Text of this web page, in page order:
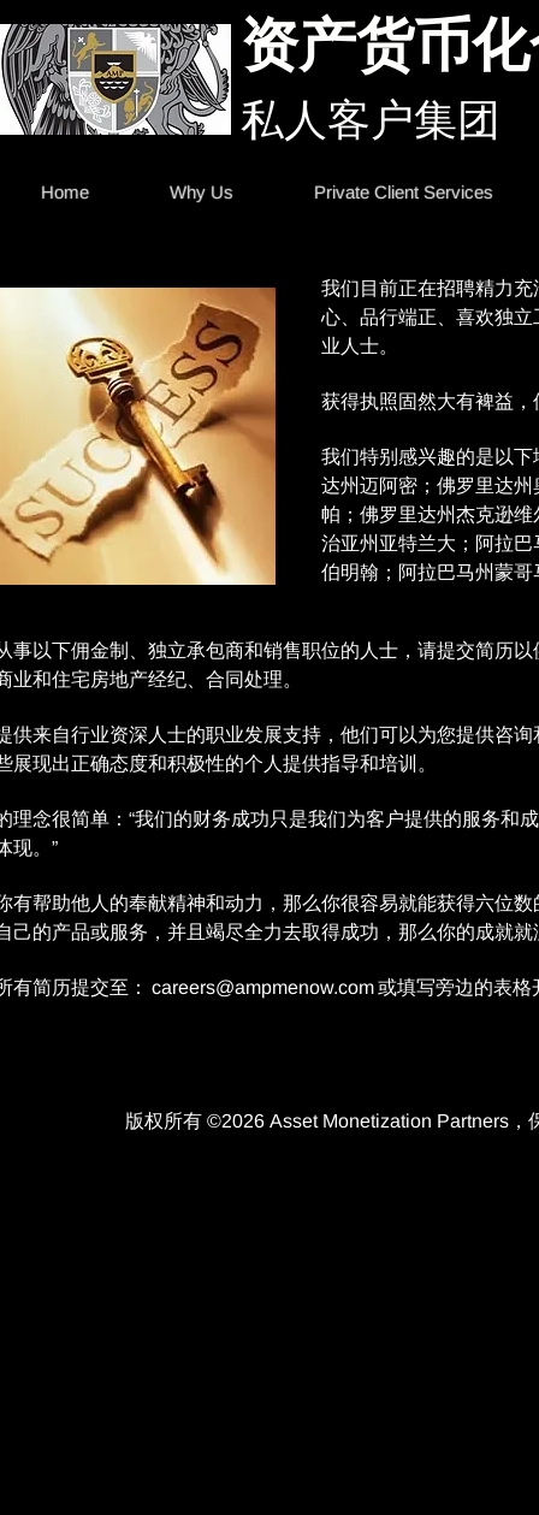
资产货币
私人客户集团
Home Why Us Private Client Services
我们目前正在招聘精力
心、品行端正、喜欢独
业人士。
获得执照固然大有裨益
我们特别感兴趣的是以
达州迈阿密；佛罗里达
帕；佛罗里达州杰克逊
治亚州亚特兰大；阿拉
伯明翰；阿拉巴马州蒙哥
事以下佣金制、独立承包商和销售职位的人士，请提交简历
业和住宅房地产经纪、合同处理。
供来自行业资深人士的职业发展支持，他们可以为您提供咨
展现出正确态度和积极性的个人提供指导和培训。
理念很简单：“我们的财务成功只是我们为客户提供的服务和
现。”
有帮助他人的奉献精神和动力，那么你很容易就能获得六位
己的产品或服务，并且竭尽全力去取得成功，那么你的成就就
有简历提交至： careers@ampmenow.com或填写旁边的表格
版权所有 ©2026 Asset Monetization Partners